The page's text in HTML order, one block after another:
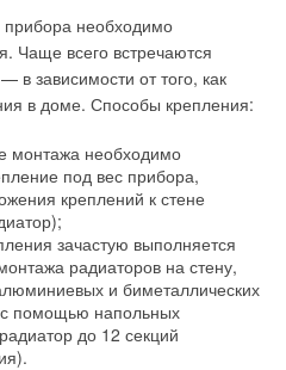
необходимо
Чаще всего встречаются
в зависимости от того, как
в доме. Способы крепления:
монтажа необходимо
под вес прибора,
креплений к стене
зачастую выполняется
радиаторов на стену,
и биметаллических
помощью напольных
до 12 секций
в алюминиевых
Royal Thermo
работают над
продукции.
Thermo в сотрудничестве
разрабатывает радиаторы
климатических условий,